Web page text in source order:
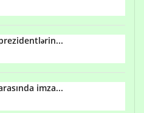
imza...